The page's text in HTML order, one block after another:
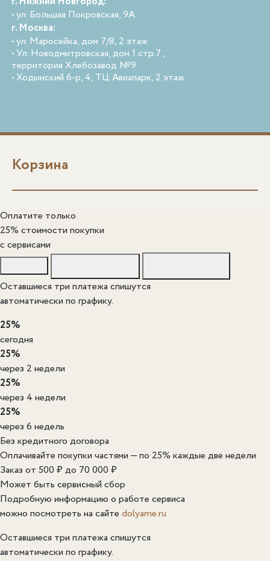
• ул. Большая Покровская, 9А
г. Москва:
• ул. Маросейка, дом 7/8, 2 этаж
• Ул. Новодмитровская, дом 1 стр.7 ,
территория Хлебозавод №9
• Ходынский б-р, 4, ТЦ Авиапарк, 2 этаж
Корзина
Оплатите только
25% стоимости покупки
c сервисами
Оставшиеся три платежа спишутся
автоматически по графику.
25%
сегодня
25%
через 2 недели
25%
через 4 недели
25%
через 6 недель
Без кредитного договора
Оплачивайте покупки частями — по 25% каждые две недели
Заказ от 500 ₽ до 70 000 ₽
Может быть сервисный сбор
Подробную информацию о работе сервиса
можно посмотреть на сайте dolyame.ru
Оставшиеся три платежа спишутся
автоматически по графику.